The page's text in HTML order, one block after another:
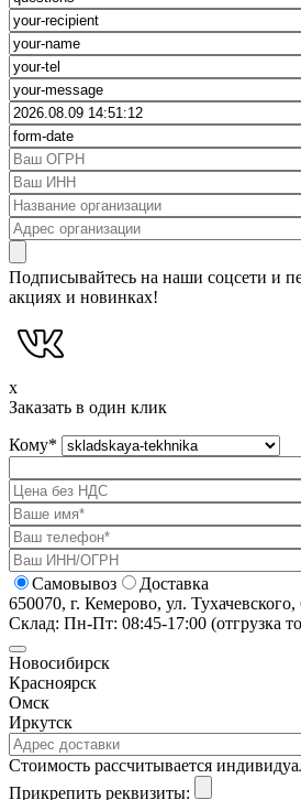
Подписывайтесь на наши соцсети и
акциях и новинках!
x
Заказать в один клик
Кому*
Самовывоз
Доставка
650070, г. Кемерово, ул.
Склад: Пн-Пт: 08:45-17:00 (отгрузка
Новосибирск
Красноярск
Омск
Иркутск
Cтоимость рассчитывается
Прикрепить реквизиты: